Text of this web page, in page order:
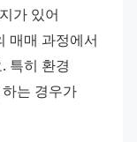
가 있어
매매 과정에서
특히 환경
는 경우가